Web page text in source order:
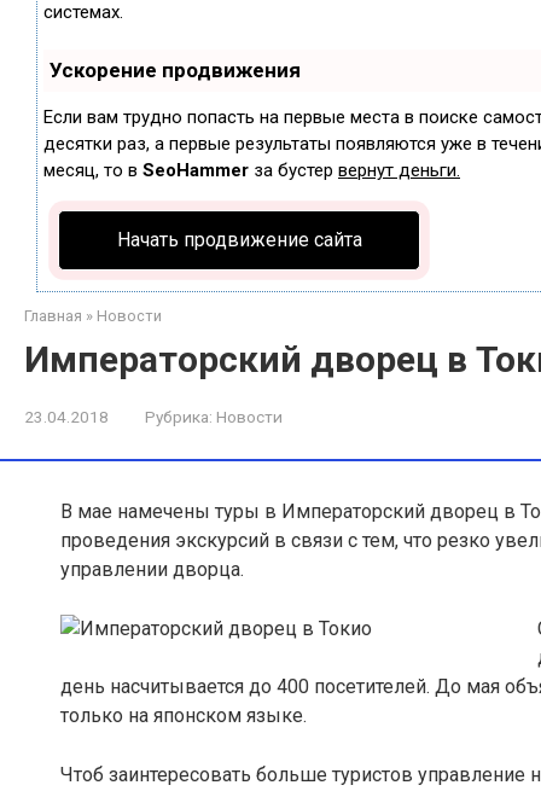
системах.
Ускорение продвижения
Если вам трудно попасть на первые места в поиске
десятки раз, а первые результаты появляются уже в
месяц, то в SeoHammer за бустер вернут деньги.
Начать продвижение сайта
Главная » Новости
Императорский дворец в
23.04.2018 Рубрика: Новости
В мае намечены туры в Императорский дворец в
проведения экскурсий в связи с тем, что резко
управлении дворца.
день насчитывается до 400 посетителей. До мая
только на японском языке.
Чтоб заинтересовать больше туристов